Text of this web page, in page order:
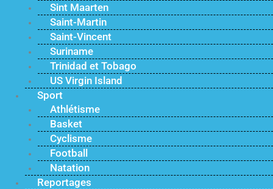
Sint Maarten
Saint-Martin
Saint-Vincent
Suriname
Trinidad et Tobago
US Virgin Island
Sport
Athlétisme
Basket
Cyclisme
Football
Natation
Reportages